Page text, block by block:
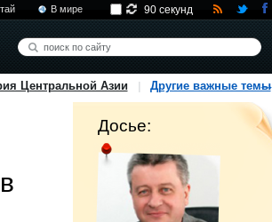
В мире 90 секунд
Центральной Азии Другие важные темы
Досье: